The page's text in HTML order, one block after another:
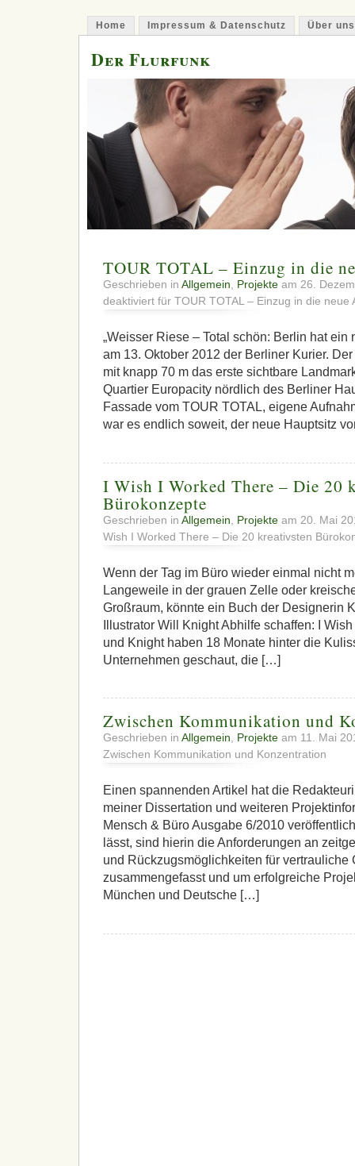
Home Impressum & Datenschutz Über uns
Der Flurfunk
TOUR TOTAL – Einzug in die
Geschrieben in Allgemein Projekte am 26.
deaktiviert für TOUR TOTAL – Einzug in die neue
„Weisser Riese – Total schön: Berlin hat ein
am 13. Oktober 2012 der Berliner Kurier.
mit knapp 70 m das erste sichtbare
Quartier Europacity nördlich des Berliner
Fassade vom TOUR TOTAL, eigene
war es endlich soweit, der neue Hauptsitz
I Wish I Worked There – Die 20
Bürokonzepte
Geschrieben in Allgemein Projekte am 20. Mai
Wish I Worked There – Die 20 kreativsten
Wenn der Tag im Büro wieder einmal nicht
Langeweile in der grauen Zelle oder
Großraum, könnte ein Buch der Designerin
Illustrator Will Knight Abhilfe schaffen: I
und Knight haben 18 Monate hinter die
Unternehmen geschaut, die […]
Zwischen Kommunikation und
Geschrieben in Allgemein, Projekte am 11. Mai
Zwischen Kommunikation und Konzentration
Einen spannenden Artikel hat die
meiner Dissertation und weiteren
Mensch & Büro Ausgabe 6/2010
lässt, sind hierin die Anforderungen an
und Rückzugsmöglichkeiten für vertrauliche
zusammengefasst und um erfolgreiche
München und Deutsche […]